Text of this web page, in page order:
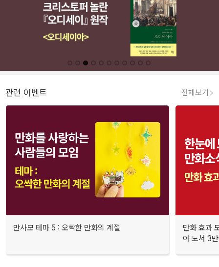
관련 이벤트 전체보기
만사모 테마 5 : 오싹한 만화의 계절
만화 효과
야 도서 3